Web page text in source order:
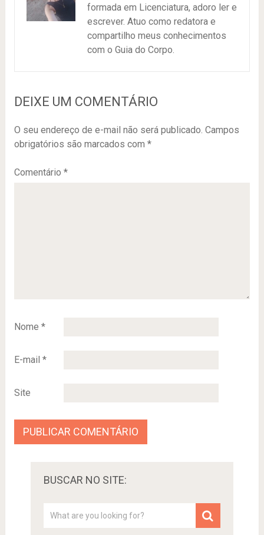
formada em Licenciatura, adoro ler e
escrever. Atuo como redatora e
compartilho meus conhecimentos
com o Guia do Corpo.
DEIXE UM COMENTÁRIO
O seu endereço de e-mail não será publicado. Campos
obrigatórios são marcados com *
Comentário *
Nome *
E-mail *
Site
BUSCAR NO SITE: